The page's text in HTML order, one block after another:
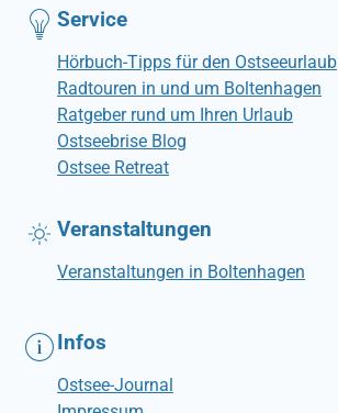
Service
Hörbuch-Tipps für den Ostseeurlaub
Radtouren in und um Boltenhagen
Ratgeber rund um Ihren Urlaub
Ostseebrise Blog
Ostsee Retreat
Veranstaltungen
Veranstaltungen in Boltenhagen
Infos
Ostsee-Journal